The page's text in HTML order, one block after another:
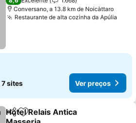
Conversano, a 13.8 km de Noicàttaro
Restaurante de alta cozinha da Apúlia
7 sites Ver preços
PartilharAdicionar aos favoritos
Hotel Relais Antica